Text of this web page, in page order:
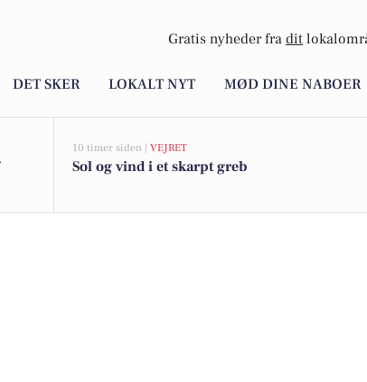
Gratis nyheder fra dit
DET SKER LOKALT NYT MØD DINE NABOER
10 timer siden | VEJRET
Sol og vind i et skarpt greb